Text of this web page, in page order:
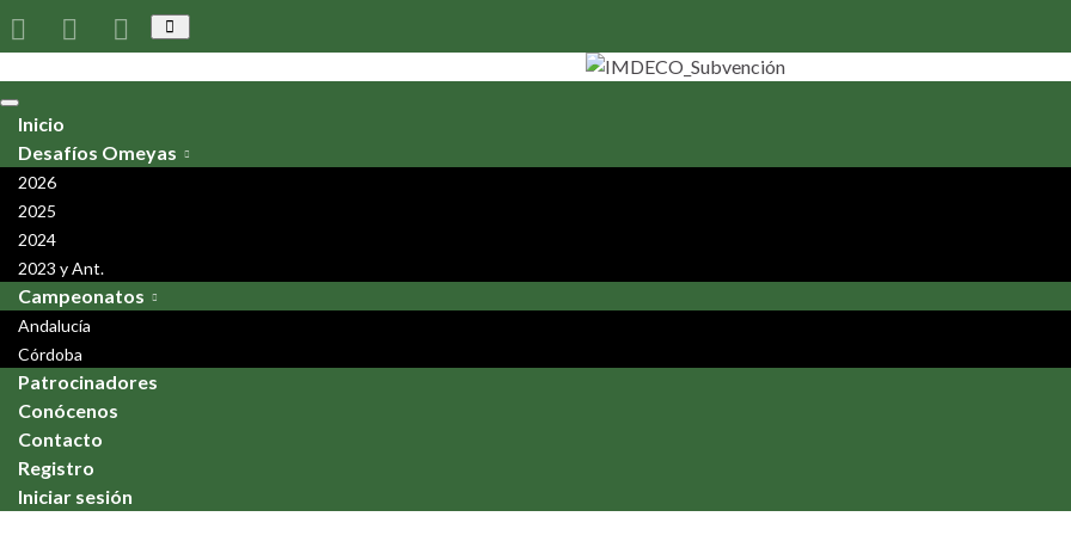
Alternar
el
de
Alternar
la
navegación
Inicio
Desafíos Omeyas
2026
2025
2024
2023 y Ant.
Campeonatos
Andalucía
Córdoba
Patrocinadores
Conócenos
Contacto
Registro
Iniciar sesión